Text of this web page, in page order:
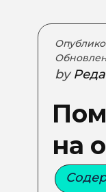
by
на